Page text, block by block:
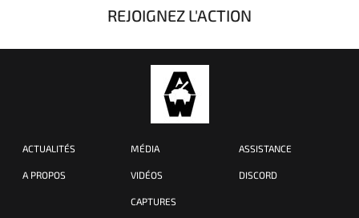
REJOIGNEZ L'ACTION
ACTUALITÉS
A PROPOS
MÉDIA
VIDÉOS
CAPTURES
ASSISTANCE
DISCORD